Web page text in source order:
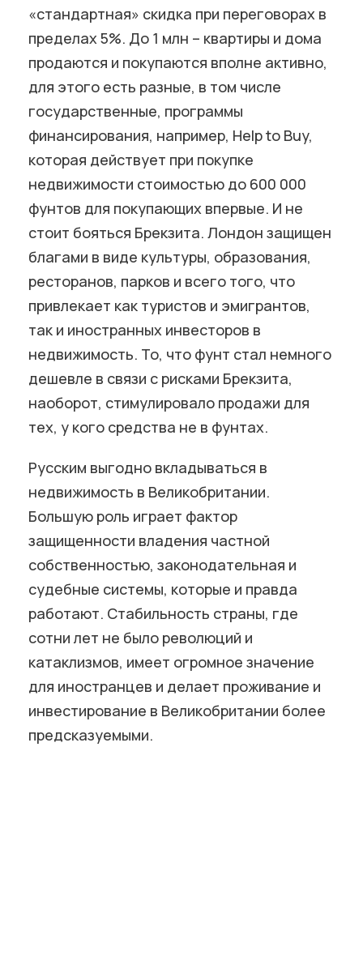
«стандартная» скидка при переговорах в
пределах 5%. До 1 млн – квартиры и дома
продаются и покупаются вполне активно,
для этого есть разные, в том числе
государственные, программы
финансирования, например, Help to Buy,
которая действует при покупке
недвижимости стоимостью до 600 000
фунтов для покупающих впервые. И не
стоит бояться Брекзита. Лондон защищен
благами в виде культуры, образования,
ресторанов, парков и всего того, что
привлекает как туристов и эмигрантов,
так и иностранных инвесторов в
недвижимость. То, что фунт стал немного
дешевле в связи с рисками Брекзита,
наоборот, стимулировало продажи для
тех, у кого средства не в фунтах.
Русским выгодно вкладываться в
недвижимость в Великобритании.
Большую роль играет фактор
защищенности владения частной
собственностью, законодательная и
судебные системы, которые и правда
работают. Стабильность страны, где
сотни лет не было революций и
катаклизмов, имеет огромное значение
для иностранцев и делает проживание и
инвестирование в Великобритании более
предсказуемыми.